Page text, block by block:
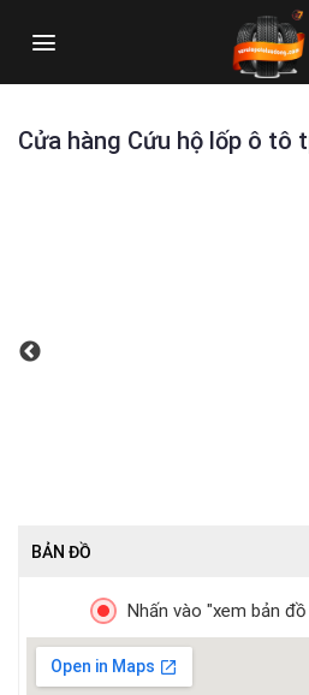
Cửa hàng Cứu hộ lốp ô tô
BẢN ĐỒ
Nhấn vào "xem bản